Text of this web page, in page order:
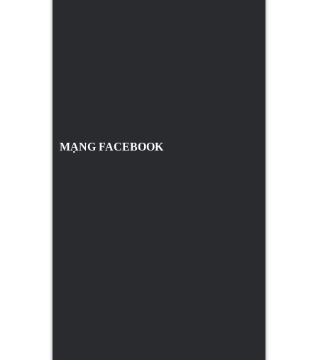
MẠNG FACEBOOK